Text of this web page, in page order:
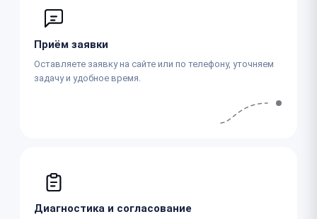
Приём заявки
Оставляете заявку на сайте или по телефону, уточняем
задачу и удобное время.
Диагностика и согласование